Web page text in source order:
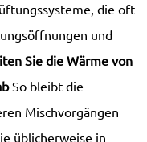
die oft
und
Sie die Wärme von
So bleibt die
Mischvorgängen
üblicherweise in